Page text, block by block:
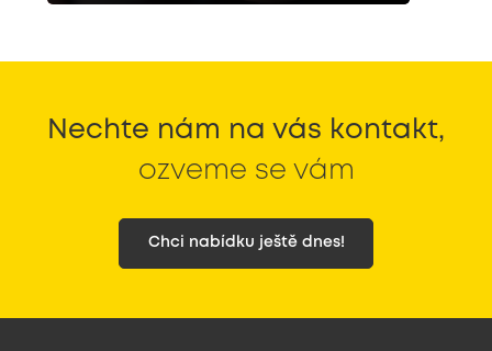
Nechte nám na vás kontakt,
ozveme se vám
Chci nabídku ještě dnes!